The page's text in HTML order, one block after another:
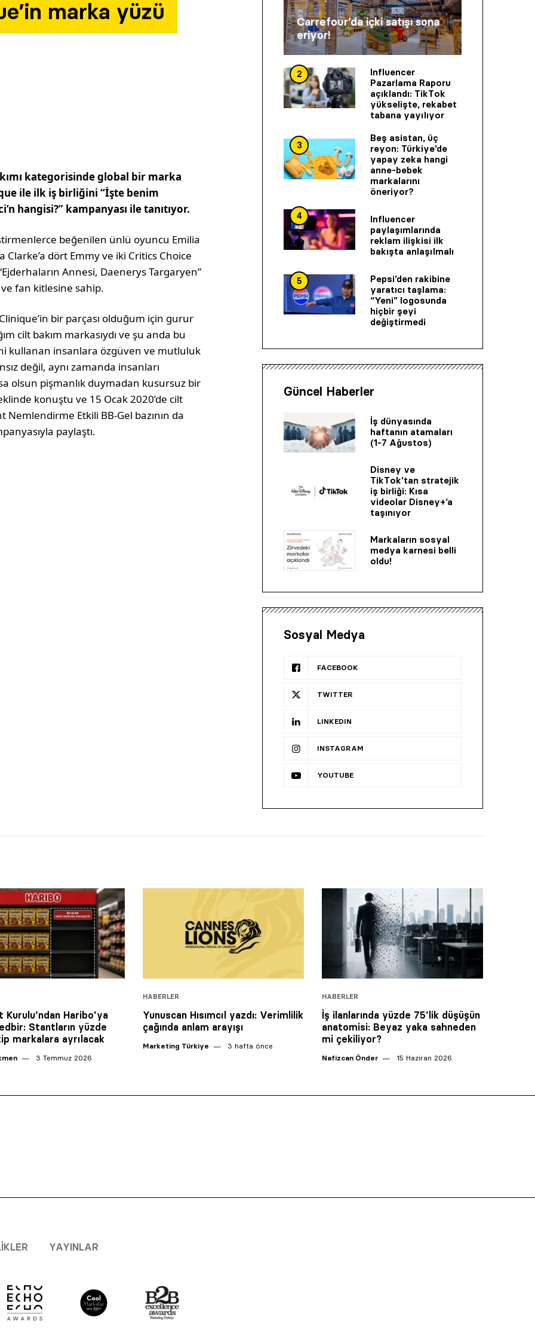
marka yüzü
kategorisinde global bir marka
ile ilk iş birliğini “İşte benim
hangisi?” kampanyası ile tanıtıyor.
beğenilen ünlü oyuncu Emilia
Clarke’a dört Emmy ve iki Critics Choice
Annesi, Daenerys Targaryen”
fan kitlesine sahip.
bir parçası olduğum için gurur
cilt bakım markasıydı ve şu anda bu
kullanan insanlara özgüven ve mutluluk
değil, aynı zamanda insanları
olsun pişmanlık duymadan kusursuz bir
konuştu ve 15 Ocak 2020’de cilt
Etkili BB-Gel bazının da
paylaştı.
Carrefour’da içki satışı sona
eriyor!
2
Influencer
Pazarlama Raporu
açıklandı: TikTok
yükselişte, rekabet
tabana yayılıyor
3
Beş asistan, üç
reyon: Türkiye’de
yapay zeka hangi
anne-bebek
markalarını
öneriyor?
4
Influencer
paylaşımlarında
reklam ilişkisi ilk
bakışta anlaşılmalı
5
Pepsi’den rakibine
yaratıcı taşlama:
“Yeni” logosunda
hiçbir şeyi
değiştirmedi
Güncel Haberler
İş dünyasında
haftanın atamaları
(1-7 Ağustos)
Disney ve
TikTok’tan stratejik
iş birliği: Kısa
videolar Disney+’a
taşınıyor
Markaların sosyal
medya karnesi belli
oldu!
Sosyal Medya
FACEBOOK
TWITTER
LINKEDIN
INSTAGRAM
YOUTUBE
Kurulu’ndan Haribo’ya
Stantların yüzde
markalara ayrılacak
3 Temmuz 2026
HABERLER
Yunuscan Hısımcıl yazdı: Verimlilik
çağında anlam arayışı
Marketing Türkiye 3 hafta önce
HABERLER
İş ilanlarında yüzde 75’lik düşüşün
anatomisi: Beyaz yaka sahneden
mi çekiliyor?
Nafizcan Önder 15 Haziran 2026
YAYINLAR